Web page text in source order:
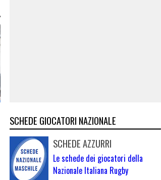
SCHEDE GIOCATORI NAZIONALE
SCHEDE AZZURRI
Le schede dei giocatori della
Nazionale Italiana Rugby